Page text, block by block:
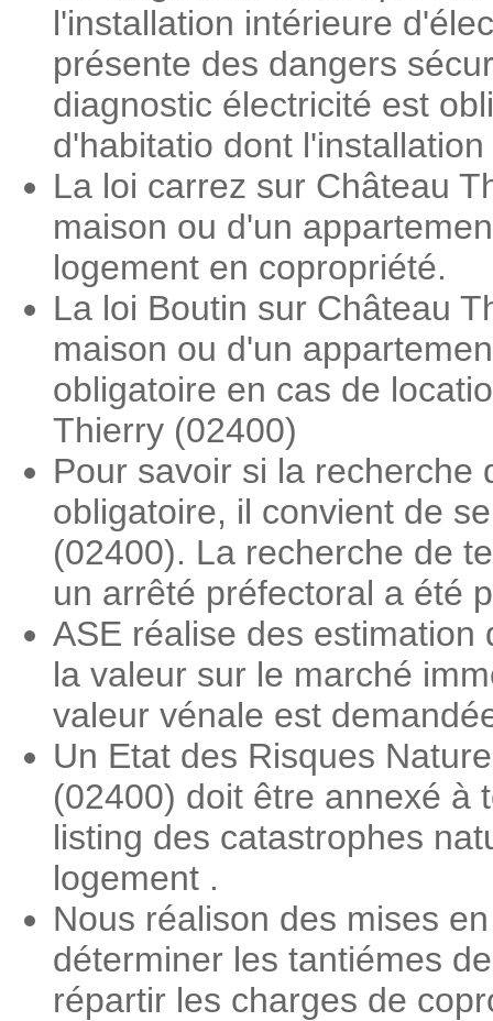
l'installation intérieure
présente des dangers
diagnostic électricité est
d'habitatio dont
La loi carrez sur Château
maison ou d'un
logement en copropriété.
La loi Boutin sur Château
maison ou d'un
obligatoire en cas de
Thierry (02400)
Pour savoir si la recherche
obligatoire, il convient de
(02400). La recherche de
un arrêté préfectoral a été
ASE réalise des
la valeur sur le marché
valeur vénale est
Un Etat des Risques
(02400) doit être annexé à
listing des catastrophes
logement .
Nous réalison des mises
déterminer les tantiémes
répartir les charges de